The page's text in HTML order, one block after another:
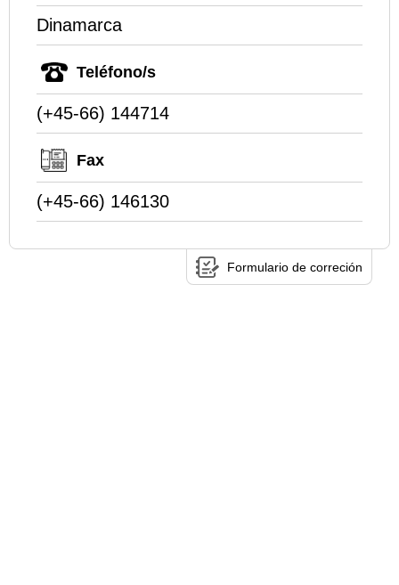
Dinamarca
Teléfono/s
(+45-66) 144714
Fax
(+45-66) 146130
Formulario de correción